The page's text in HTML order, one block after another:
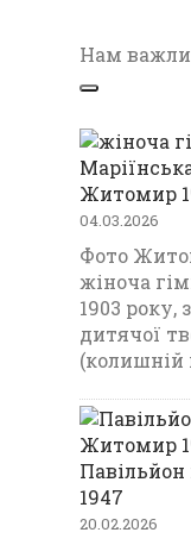
Нам
Житомир
04.03.2026
Фото
жіноча
1903 року,
дитячої
(колишній
1947
20.02.2026